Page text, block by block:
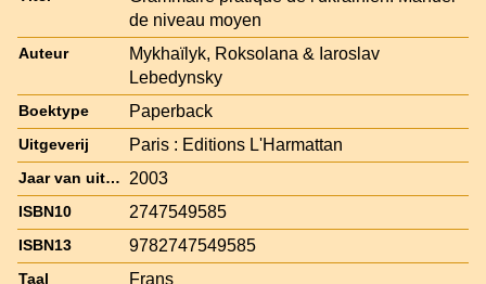
de niveau moyen
Auteur
Mykhaïlyk, Roksolana & Iaroslav
Lebedynsky
Boektype Paperback
Uitgeverij Paris : Editions L'Harmattan
Jaar van uitgave 2003
ISBN10 2747549585
ISBN13 9782747549585
Taal Frans